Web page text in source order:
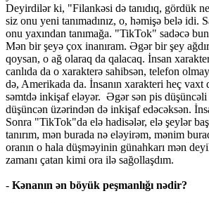
Deyirdilər ki, "Filankəsi də tanıdıq, gördük
siz onu yeni tanımadınız, o, həmişə belə idi.
onu yaxından tanımağa. "TikTok" sadəcə
Mən bir şeyə çox inanıram. Əgər bir şey
qoysan, o ağ olaraq da qalacaq. İnsan
canlıda da o xarakterə sahibsən, telefon
də, Amerikada da. İnsanın xarakteri heç vaxt
səmtdə inkişaf eləyər. Əgər sən pis düşüncəli
düşüncən üzərindən də inkişaf edəcəksən.
Sonra "TikTok"da elə hadisələr, elə şeylər
tanırım, mən burada nə eləyirəm, mənim
oranın o hala düşməyinin günahkarı mən
zamanı çatan kimi ora ilə sağollaşdım.
- Kənanın ən böyük peşmanlığı nədir?